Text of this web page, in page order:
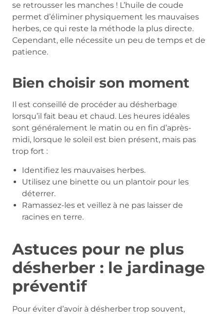
se retrousser les manches ! L’huile de coude
permet d’éliminer physiquement les mauvaises
herbes, ce qui reste la méthode la plus directe.
Cependant, elle nécessite un peu de temps et de
patience.
Bien choisir son moment
Il est conseillé de procéder au désherbage
lorsqu’il fait beau et chaud. Les heures idéales
sont généralement le matin ou en fin d’après-
midi, lorsque le soleil est bien présent, mais pas
trop fort :
Identifiez les mauvaises herbes.
Utilisez une binette ou un plantoir pour les
déterrer.
Ramassez-les et veillez à ne pas laisser de
racines en terre.
Astuces pour ne plus
désherber : le jardinage
préventif
Pour éviter d’avoir à désherber trop souvent,